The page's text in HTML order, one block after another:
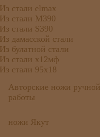
Из стали elmax
Из стали М390
Из стали S390
Из дамасской стали
Из булатной стали
Из стали х12мф
Из стали 95х18
Авторские ножи ручной
работы
ножи Якут